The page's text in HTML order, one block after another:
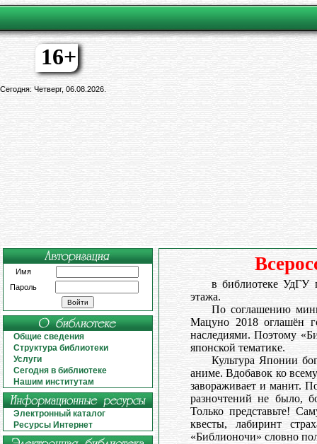
16+
Сегодня: Четверг, 06.08.2026.
Имя
Пароль
Общие сведения
Структура библиотеки
Услуги
Сегодня в библиотеке
Нашим институтам
Электронный каталог
Ресурсы Интернет
в библиотеке УдГУ
этажа.
По соглашению
Мацуно 2018 оглашён
наследиями. Поэтому
японской тематике.
Культура Японии
аниме. Вдобавок ко
завораживает и манит.
разночтений не было,
Только представьте!
квесты, лабиринт
«Библионочи» словно